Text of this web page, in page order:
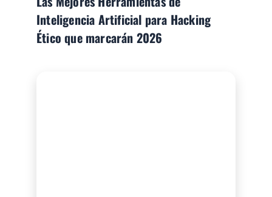
Inteligencia Artificial para Hacking
Ético que marcarán 2026